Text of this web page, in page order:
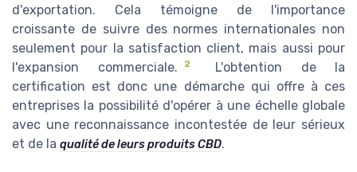
d'exportation. Cela témoigne de l'importance
croissante de suivre des normes internationales non
seulement pour la satisfaction client, mais aussi pour
l'expansion commerciale.
2
L'obtention de la
certification est donc une démarche qui offre à ces
entreprises la possibilité d'opérer à une échelle globale
avec une reconnaissance incontestée de leur sérieux
et de la qualité de leurs produits CBD.